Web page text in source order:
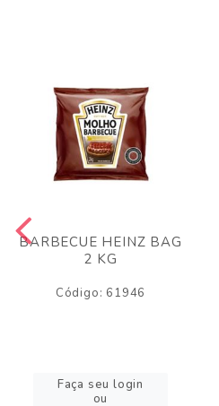
BARBECUE HEINZ BAG
2 KG
Código: 61946
Faça seu login
ou